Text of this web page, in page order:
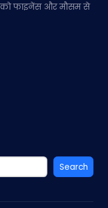
फाइनेंस और मौसम से
Search